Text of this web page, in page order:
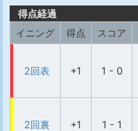
得点経過
イニング
得点 スコア
2回表 +1 1 - 0
2回裏 +1 1 - 1